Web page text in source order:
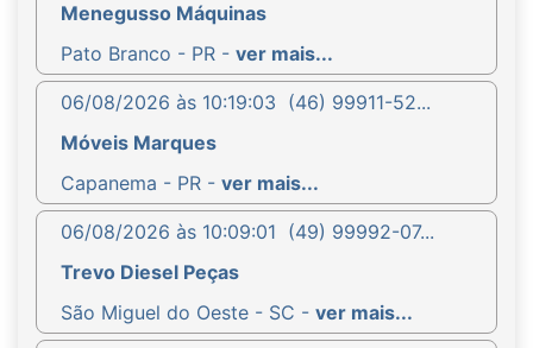
Menegusso Máquinas
Pato Branco - PR - ver mais...
06/08/2026 às 10:19:03 (46) 99911-52...
Móveis Marques
Capanema - PR - ver mais...
06/08/2026 às 10:09:01 (49) 99992-07...
Trevo Diesel Peças
São Miguel do Oeste - SC - ver mais...